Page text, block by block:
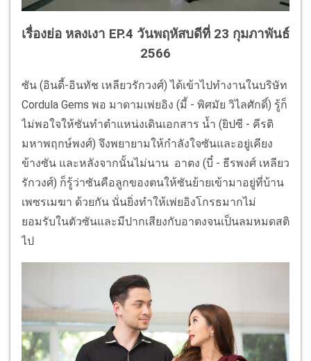
เรื่องย่อ หลงเงา EP.4 วันพฤหัสบดีที่ 23 กุมภาพันธ์
2566
ซัน (อินดี้-อินทัช เหลียวรักวงศ์) ได้เข้าไปทำงานในบริษัท
Cordula Gems พอ มาดามเพ่ยอิง (มี้ - พิศมัย วิไลศักดิ์) รู้ก็
ไม่พอใจให้ซันทำตำแหน่งเดินเอกสาร น้ำ (ยิปซี - คีรติ
มหาพฤกษ์พงศ์) จึงพยายามให้กำลังใจซันและอยู่เคียง
ข้างซัน และหลังจากนั้นไม่นาน อาตง (บี๋ - ธีรพงศ์ เหลียว
รักวงศ์) ก็รู้ว่าซันคือลูกของตนให้ซันย้ายเข้ามาอยู่ที่บ้าน
เพซรเมฆา ด้วยกัน นั่นยิ่งทำให้เพ่ยอิงโกรธมากไม่
ยอมรับในตัวซันและมีปากเสียงกับอาตงจนเป็นลมหมดสติ
ไป